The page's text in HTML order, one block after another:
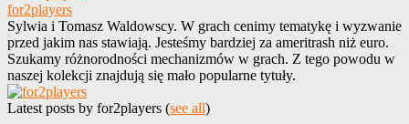
for2players
Sylwia i Tomasz Waldowscy. W grach cenimy tematykę i wyzwanie
przed jakim nas stawiają. Jesteśmy bardziej za ameritrash niż euro.
Szukamy różnorodności mechanizmów w grach. Z tego powodu w
naszej kolekcji znajdują się mało popularne tytuły.
Latest posts by for2players (see all)